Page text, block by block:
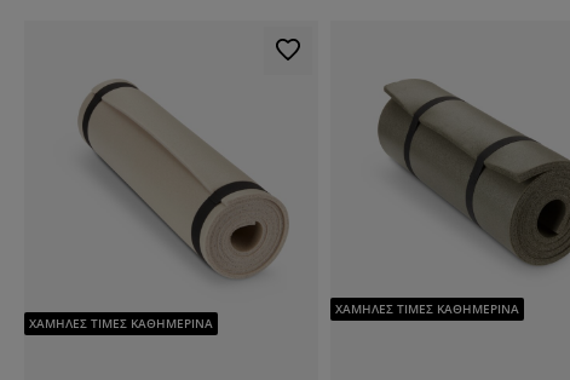
ΧΑΜΗΛΕΣ ΤΙΜΕΣ ΚΑΘΗΜΕΡΙΝΑ
ΧΑΜΗΛΕΣ ΤΙΜΕΣ ΚΑΘΗΜΕΡΙΝΑ